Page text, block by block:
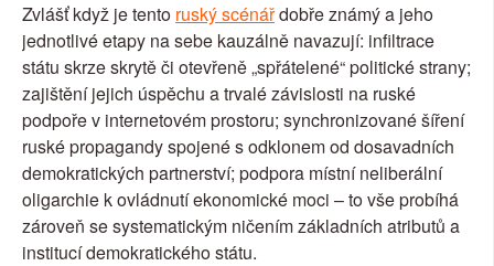
Zvlášť když je tento ruský scénář dobře známý a jeho
jednotlivé etapy na sebe kauzálně navazují: infiltrace
státu skrze skrytě či otevřeně „spřátelené“ politické strany;
zajištění jejich úspěchu a trvalé závislosti na ruské
podpoře v internetovém prostoru; synchronizované šíření
ruské propagandy spojené s odklonem od dosavadních
demokratických partnerství; podpora místní neliberální
oligarchie k ovládnutí ekonomické moci – to vše probíhá
zároveň se systematickým ničením základních atributů a
institucí demokratického státu.